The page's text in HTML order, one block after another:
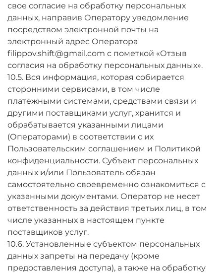
свое согласие на обработку персональных
данных, направив Оператору уведомление
посредством электронной почты на
электронный адрес Оператора
filippov.shift@gmail.com с пометкой «Отзыв
согласия на обработку персональных данных».
10.5. Вся информация, которая собирается
сторонними сервисами, в том числе
платежными системами, средствами связи и
другими поставщиками услуг, хранится и
обрабатывается указанными лицами
(Операторами) в соответствии с их
Пользовательским соглашением и Политикой
конфиденциальности. Субъект персональных
данных и/или Пользователь обязан
самостоятельно своевременно ознакомиться с
указанными документами. Оператор не несет
ответственность за действия третьих лиц, в том
числе указанных в настоящем пункте
поставщиков услуг.
10.6. Установленные субъектом персональных
данных запреты на передачу (кроме
предоставления доступа), а также на обработку